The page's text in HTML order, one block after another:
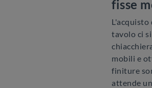
fisse
tavolo ci
mobili e
finiture
attende